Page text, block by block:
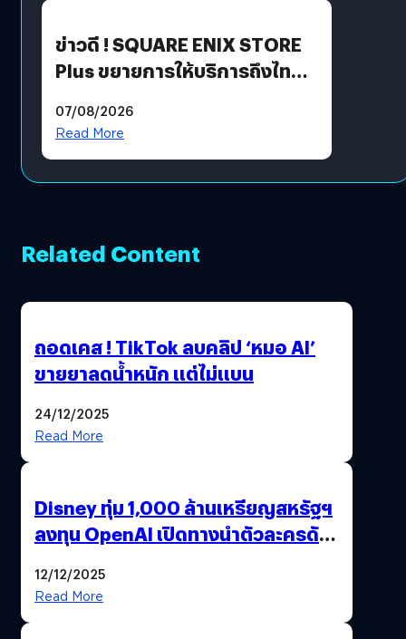
ข่าวดี ! SQUARE ENIX STORE
Plus ขยายการให้บริการถึงไทย
โดยตรง
07/08/2026
Read More
Related Content
ถอดเคส ! TikTok ลบคลิป ‘หมอ AI’
ขายยาลดน้ำหนัก แต่ไม่แบน
24/12/2025
Read More
Disney ทุ่ม 1,000 ล้านเหรียญสหรัฐฯ
ลงทุน OpenAI เปิดทางนำตัวละครดัง
12/12/2025
Read More